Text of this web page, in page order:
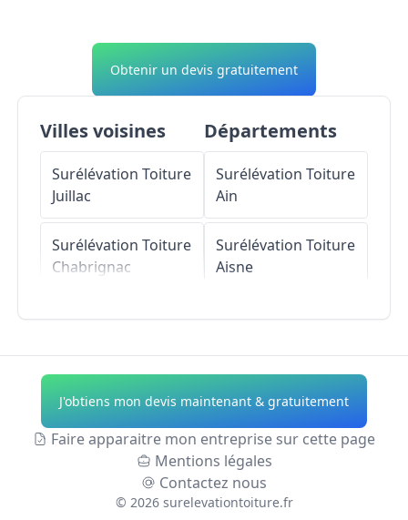
Obtenir un devis gratuitement
Villes voisines
Surélévation Toiture
Juillac
Surélévation Toiture
Chabrignac
Surélévation Toiture
Saint-Bonnet-la-
Rivière
Surélévation Toiture
Saint-Robert
Départements
Surélévation Toiture
Ain
Surélévation Toiture
Aisne
Surélévation Toiture
Alpes-de-Haute-
Provence
Surélévation Toiture
Hautes-Alpes
J'obtiens mon devis maintenant & gratuitement
Faire apparaitre mon entreprise sur cette page
Mentions légales
Contactez nous
© 2026 surelevationtoiture.fr